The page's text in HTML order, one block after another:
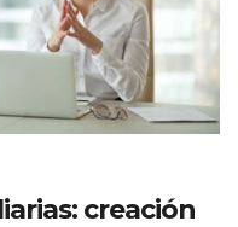
creación